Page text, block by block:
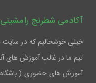
آکادمی شطرنج رامشینی
خیلی خوشحالیم که در سایت
تیم ما در غالب آموزش های
آموزش های حضوری (